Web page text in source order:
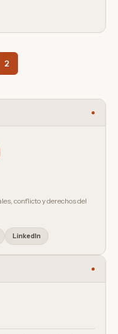
2
conflicto y derechos del
LinkedIn